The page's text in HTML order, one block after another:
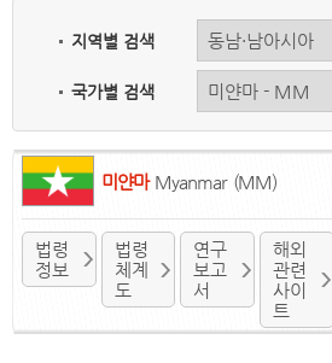
지역별 검색
국가별 검색
미얀마 Myanmar (MM)
법령
정보
법령
체계
도
연구
보고
서
해외
관련
사이
트